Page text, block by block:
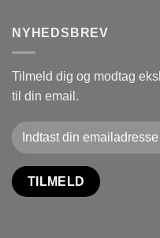
NYHEDSBREV
Tilmeld dig og modtag
til din email.